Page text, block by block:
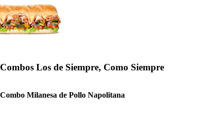
Combos Los de Siempre, Como Siempre
Combo Milanesa de Pollo Napolitana